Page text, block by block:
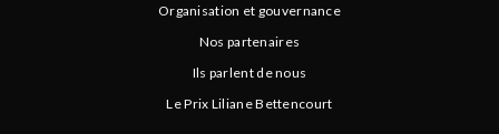
Organisation et gouvernance
Nos partenaires
Ils parlent de nous
Le Prix Liliane Bettencourt